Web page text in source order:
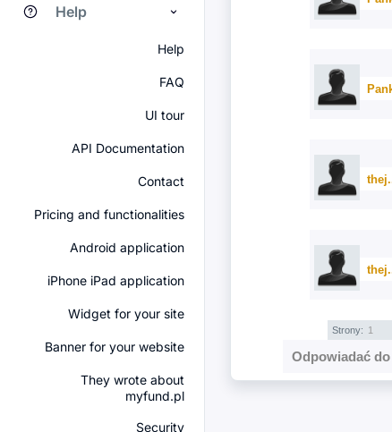
Help
Help
FAQ
UI tour
API Documentation
Contact
Pricing and functionalities
Android application
iPhone iPad application
Widget for your site
Banner for your website
They wrote about
myfund.pl
Security
Strony: 1
Odpowiadać